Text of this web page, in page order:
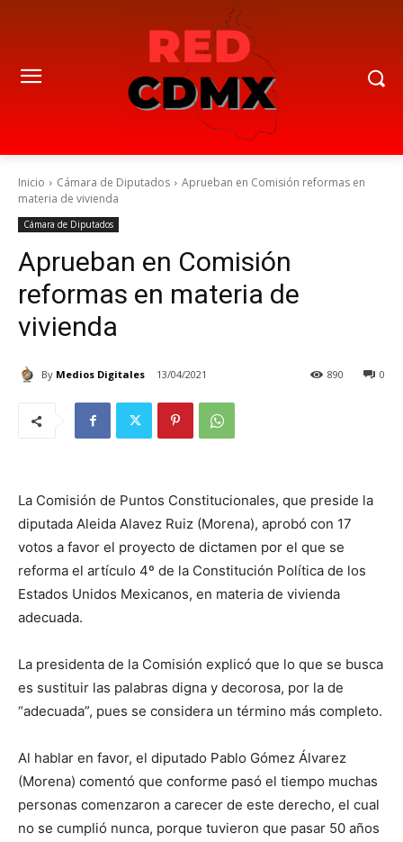
Inicio Cámara de Diputados
Aprueban en Comisión reformas en
materia de vivienda
Cámara de Diputados
Aprueban en Comisión
reformas en materia de
vivienda
By Medios Digitales 13/04/2021 0
890
La Comisión de Puntos Constitucionales, que preside la
diputada Aleida Alavez Ruiz (Morena), aprobó con 17
votos a favor el proyecto de dictamen por el que se
reforma el artículo 4º de la Constitución Política de los
Estados Unidos Mexicanos, en materia de vivienda
adecuada.
La presidenta de la Comisión explicó que lo que se busca
es sustituir las palabras digna y decorosa, por la de
“adecuada”, pues se considera un término más completo.
Al hablar en favor, el diputado Pablo Gómez Álvarez
(Morena) comentó que conforme pasó el tiempo muchas
personas comenzaron a carecer de este derecho, el cual
no se cumplió nunca, porque tuvieron que pasar 50 años